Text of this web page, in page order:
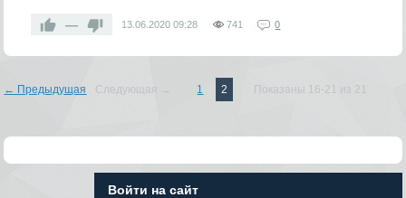
— 13.06.2020 09:28 741 0
← Предыдущая Следующая → 1 2 Показаны 16-21 из 21
Войти на сайт